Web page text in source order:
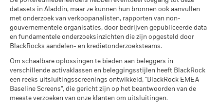
*Vóór 15/dec/2021 gebruikte het Fonds een andere
benchmark die in de benchmarkgegevens wordt
weerspiegeld.
2016 2017 2018 2019
Totaalrendement
(%) EUR
-1,8 3,4 -1,3 0,0 -3,5
Vergelijkende
Transactiefrequentie
Dagelijks, forward pricing
SEDOL BDB6NV9
Scenario's
Minimum Er is geen minimaal gegarandeerd
Stressscenario
Gemiddeld rendement per jaar
Ongunstig
Wat u kunt terugkrijgen na aftrek van
Gemiddeld rendement per jaar
Alle documenten
datasets in Aladdin, maar ze kunnen hun bronnen ook aanvullen
met onderzoek van verkoopanalisten, rapporten van non-
gouvernementele organisaties, door bedrijven gepubliceerde data
en fundamentele onderzoeksinzichten die zijn opgesteld door
BlackRocks aandelen- en kredietonderzoeksteams.
Om schaalbare oplossingen te bieden aan beleggers in
verschillende activaklassen en beleggingsstijlen heeft BlackRock
een reeks uitsluitingsscreenings ontwikkeld, "BlackRock EMEA
Baseline Screens”, die gericht zijn op het beantwoorden van de
meeste verzoeken van onze klanten om uitsluitingen.